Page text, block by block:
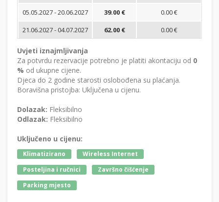
05.05.2027 - 20.06.2027
39.00 €
0.00 €
21.06.2027 - 04.07.2027
62.00 € 0.00 €
Uvjeti iznajmljivanja
Za potvrdu rezervacije potrebno je platiti akontaciju od 0
% od ukupne cijene.
Djeca do 2 godine starosti oslobođena su plaćanja.
Boravišna pristojba: Uključena u cijenu.
Dolazak: Fleksibilno
Odlazak: Fleksibilno
Uključeno u cijenu:
Klimatizirano
Wireless Internet
Posteljina i ručnici
Završno čišćenje
Parking mjesto